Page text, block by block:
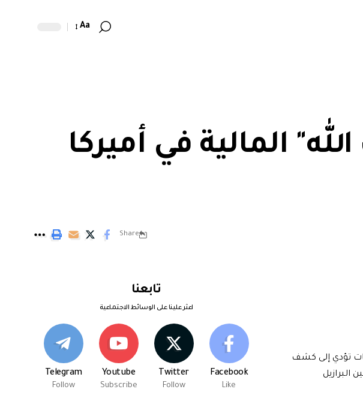
Aa
المالية في أميركا
Share
دولار، مقابل معلومات تؤدي إلى كشف
البرازيل
تابعنا
اعثر علينا على الوسائط الاجتماعية
Facebook
Like
Twitter
Follow
Youtube
Subscribe
Telegram
Follow